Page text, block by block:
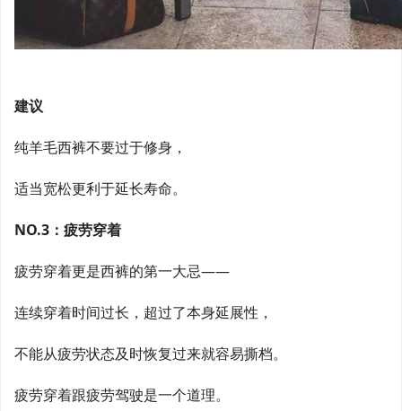
建议
纯羊毛西裤不要过于修身，
适当宽松更利于延长寿命。
NO.3：疲劳穿着
疲劳穿着更是西裤的第一大忌——
连续穿着时间过长，超过了本身延展性，
不能从疲劳状态及时恢复过来就容易撕档。
疲劳穿着跟疲劳驾驶是一个道理。